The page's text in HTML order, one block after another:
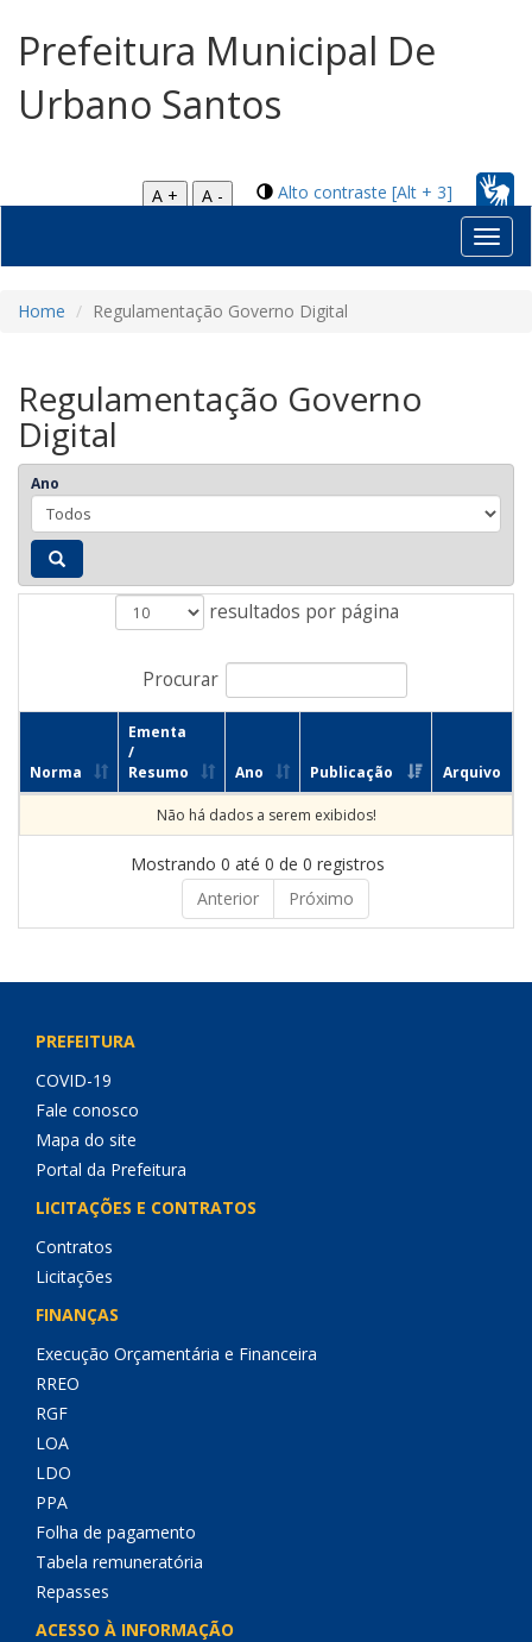
Prefeitura Municipal De
Urbano Santos
Alto contraste [Alt + 3]
A +
A -
Home Regulamentação Governo Digital
Regulamentação Governo
Digital
Ano
resultados por página
Procurar
Norma
Ementa
/
Resumo
Ano Publicação Arquivo
Não há dados a serem exibidos!
Mostrando 0 até 0 de 0 registros
Anterior
Próximo
PREFEITURA
COVID-19
Fale conosco
Mapa do site
Portal da Prefeitura
LICITAÇÕES E CONTRATOS
Contratos
Licitações
FINANÇAS
Execução Orçamentária e Financeira
RREO
RGF
LOA
LDO
PPA
Folha de pagamento
Tabela remuneratória
Repasses
ACESSO À INFORMAÇÃO